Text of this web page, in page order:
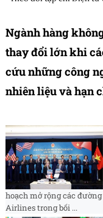
Ngành hàng
thay đổi lớn khi
cứu những công
nhiên liệu và hạn
hoạch mở rộng các
Airlines trong bối ...